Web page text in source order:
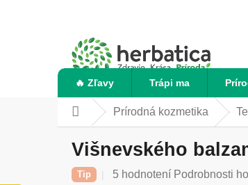
🔥 Zľavy Trápi ma
DomovPrírodná kozmetika
Višnevského
Tip
Priemerné
5 hodnotení Podrobnosti